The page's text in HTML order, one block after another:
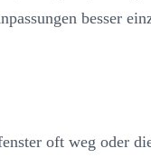
besser
oft weg oder